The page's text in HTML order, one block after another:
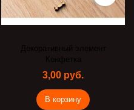
Декоративный элемент
Конфетка
3,00 руб.
В корзину